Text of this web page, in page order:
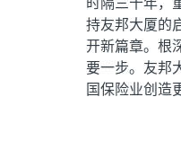
持友邦大厦的
开新篇章。根
要一步。友邦
国保险业创造